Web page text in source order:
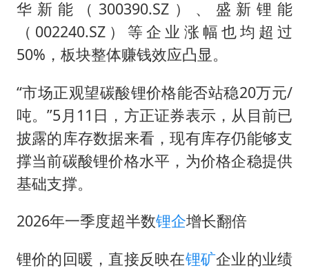
华新能（300390.SZ）、盛新锂能
（002240.SZ）等企业涨幅也均超过
50%，板块整体赚钱效应凸显。
“市场正观望碳酸锂价格能否站稳20万元/
吨。”5月11日，方正证券表示，从目前已
披露的库存数据来看，现有库存仍能够支
撑当前碳酸锂价格水平，为价格企稳提供
基础支撑。
2026年一季度超半数锂企增长翻倍
锂价的回暖，直接反映在锂矿企业的业绩